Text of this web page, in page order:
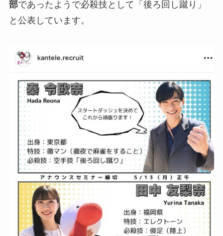
部であったようで必殺技として「後ろ回し蹴り」
と公表しています。